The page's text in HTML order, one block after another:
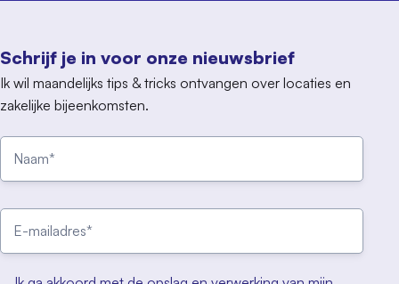
Schrijf je in voor onze nieuwsbrief
Ik wil maandelijks tips & tricks ontvangen over locaties en
zakelijke bijeenkomsten.